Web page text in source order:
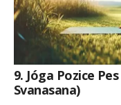
9. Jóga Pozice
Svanasana)